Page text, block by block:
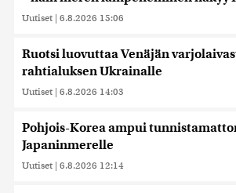
Uutiset | 6.8.2026 15:06
Ruotsi luovuttaa Venäjän
rahtialuksen Ukrainalle
Uutiset | 6.8.2026 14:03
Pohjois-Korea ampui
Japaninmerelle
Uutiset | 6.8.2026 12:14